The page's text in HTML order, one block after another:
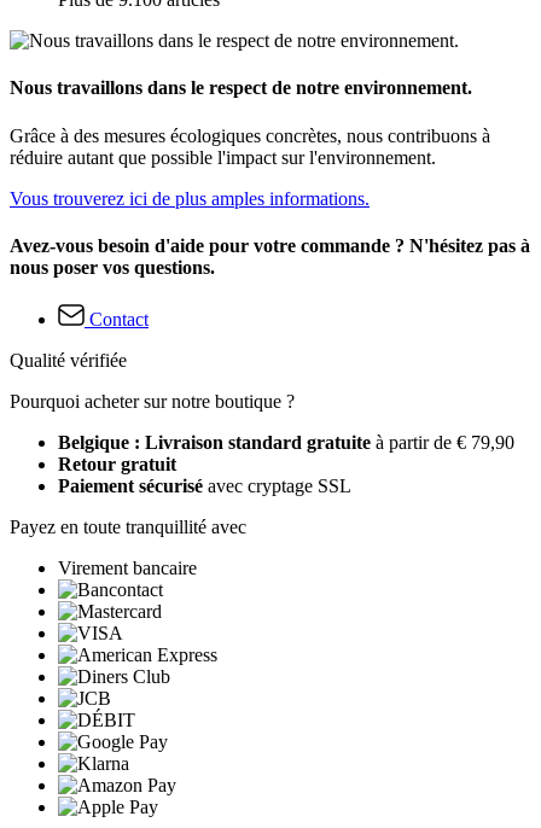
Nous travaillons dans le respect de notre environnement.
Grâce à des mesures écologiques concrètes, nous contribuons à
réduire autant que possible l'impact sur l'environnement.
Vous trouverez ici de plus amples informations.
Avez-vous besoin d'aide pour votre commande ? N'hésitez pas à
nous poser vos questions.
Contact
Qualité vérifiée
Pourquoi acheter sur notre boutique ?
Belgique : Livraison standard gratuite à partir de € 79,90
Retour gratuit
Paiement sécurisé avec cryptage SSL
Payez en toute tranquillité avec
Virement bancaire